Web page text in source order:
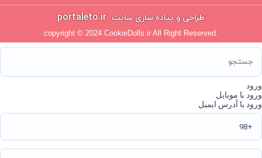
طراحی و پیاده سازی سایت portaleto.ir
copyright © 2024 CookieDolls.ir All Right Reserved.
ورود
ورود با موبایل
ورود با آدرس ایمیل